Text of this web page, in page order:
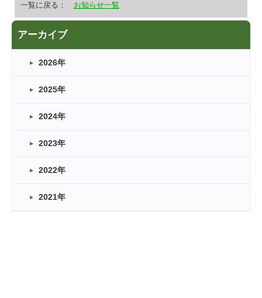
一覧に戻る： お知らせ一覧
アーカイブ
2026年
2025年
2024年
2023年
2022年
2021年